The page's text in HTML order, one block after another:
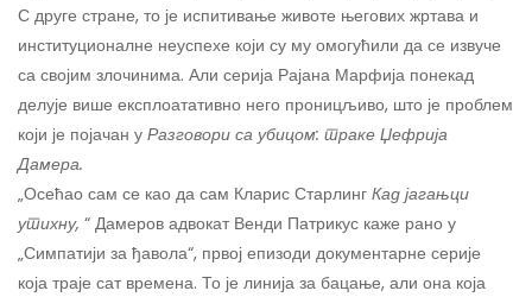
С друге стране, то је испитивање животе његових жртава и
институционалне неуспехе који су му омогућили да се извуче
са својим злочинима. Али серија Рајана Марфија понекад
делује више експлоатативно него проницљиво, што је проблем
који је појачан у Разговори са убицом: траке Џефрија
Дамера.
„Осећао сам се као да сам Кларис Старлинг Кад јагањци
утихну, “ Дамеров адвокат Венди Патрикус каже рано у
„Симпатији за ђавола“, првој епизоди документарне серије
која траје сат времена. То је линија за бацање, али она која